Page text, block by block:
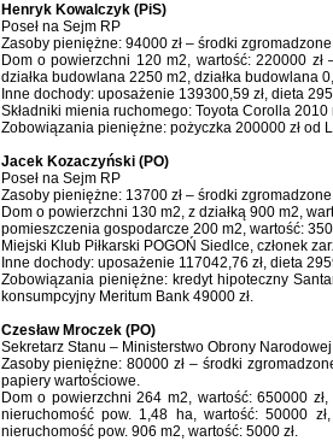
Henryk Kowalczyk (PiS)
Poseł na Sejm RP
Zasoby pieniężne: 94000 zł – środki
Dom o powierzchni 120 m2, wartość: 220000 zł
działka budowlana 2250 m2, działka budowlana
Inne dochody: uposażenie 139300,59 zł, dieta
Składniki mienia ruchomego: Toyota Corolla 2010
Zobowiązania pieniężne: pożyczka 200000 zł od
Jacek Kozaczyński (PO)
Poseł na Sejm RP
Zasoby pieniężne: 13700 zł – środki
Dom o powierzchni 130 m2, z działką 900 m2,
pomieszczenia gospodarcze 200 m2, wartość:
Miejski Klub Piłkarski POGOŃ Siedlce, członek
Inne dochody: uposażenie 117042,76 zł, dieta
Zobowiązania pieniężne: kredyt hipoteczny
konsumpcyjny Meritum Bank 49000 zł.
Czesław Mroczek (PO)
Sekretarz Stanu – Ministerstwo Obrony
Zasoby pieniężne: 80000 zł – środki
papiery wartościowe.
Dom o powierzchni 264 m2, wartość: 650000
nieruchomość pow. 1,48 ha, wartość: 50000
nieruchomość pow. 906 m2, wartość: 5000 zł.